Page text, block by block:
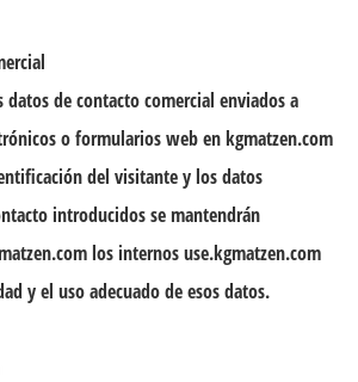
datos de contacto comercial enviados a
o formularios web en kgmatzen.com
del visitante y los datos
introducidos se mantendrán
los internos use.kgmatzen.com
y el uso adecuado de esos datos.